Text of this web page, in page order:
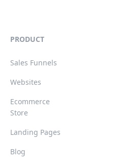
PRODUCT
Sales Funnels
Websites
Ecommerce
Store
Landing Pages
Blog